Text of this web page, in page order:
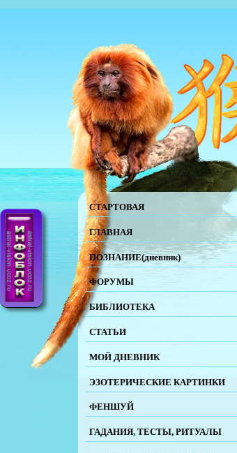
СТАРТОВАЯ
ГЛАВНАЯ
ПОЗНАНИЕ(дневник)
ФОРУМЫ
БИБЛИОТЕКА
СТАТЬИ
МОЙ ДНЕВНИК
ЭЗОТЕРИЧЕСКИЕ КАРТИНКИ
ФЕНШУЙ
ГАДАНИЯ, ТЕСТЫ, РИТУАЛЫ